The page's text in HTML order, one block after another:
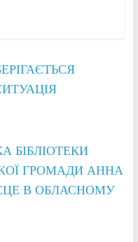
БІБЛІОТЕКИ
ГРОМАДИ АННА
В ОБЛАСНОМУ